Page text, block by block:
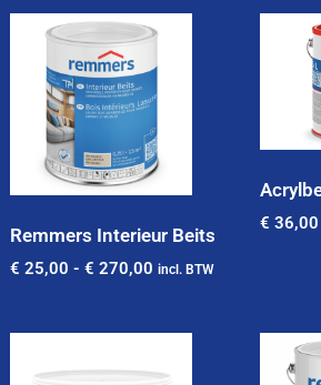
Remmers Interieur Beits
€ 25,00 - € 270,00 incl. BTW
€ 36,00